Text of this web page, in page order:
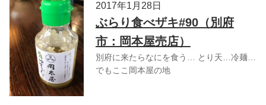
2017年1月28日
ぶらり食べザキ#90（別府
市：岡本屋売店）
別府に来たらなにを食う… とり天…冷麺…
でもここ岡本屋の地